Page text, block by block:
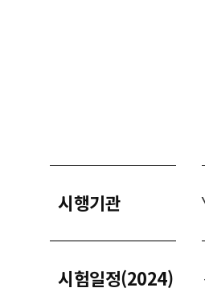
시행기관
시험일정(2024)